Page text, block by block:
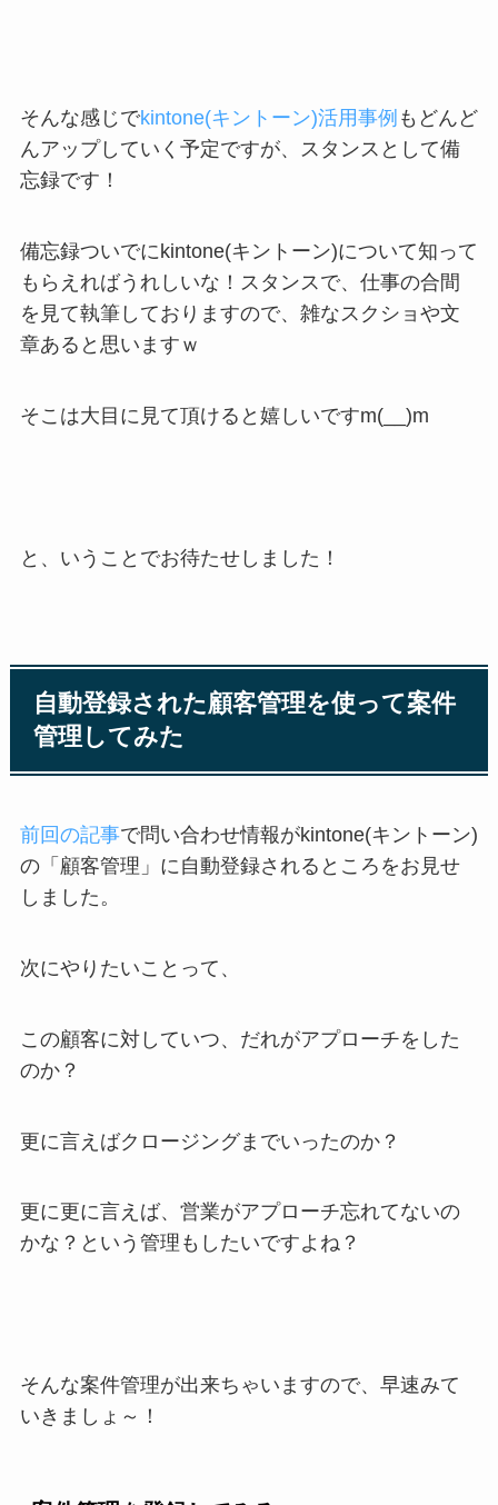
そんな感じでkintone(キントーン)活用事例 もどんど
んアップしていく予定ですが、スタンスとして備
忘録です！
備忘録ついでにkintone(キントーン)について知って
もらえればうれしいな！ スタンスで、仕事の合間
を見て執筆しておりますので、 雑なスクショや文
章あると思いますｗ
そこは大目に見て頂けると嬉しいですm(__)m
と、いうことでお待たせしました！
自動登録された顧客管理を使って案件
管理してみた
前回の記事で問い合わせ情報がkintone(キントーン)
の「顧客管理」に自動登録されるところをお見せ
しました。
次にやりたいことって、
この顧客に対していつ、だれがアプローチをした
のか？
更に言えばクロージングまでいったのか？
更に更に言えば、 営業がアプローチ忘れてないの
かな？ という管理もしたいですよね？
そんな案件管理が出来ちゃいますので、早速みて
いきましょ～！